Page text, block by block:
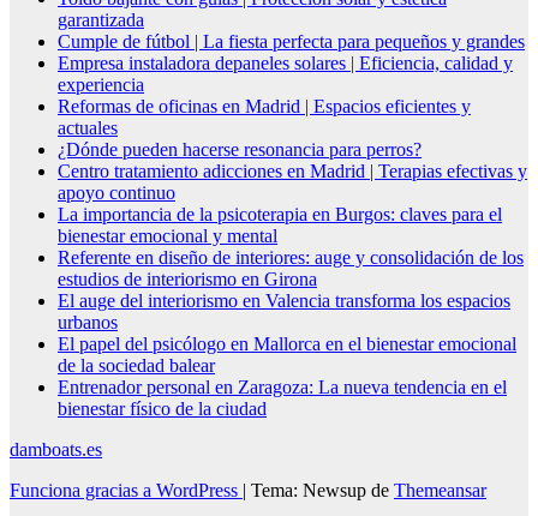
garantizada
Cumple de fútbol | La fiesta perfecta para pequeños y grandes
Empresa instaladora depaneles solares | Eficiencia, calidad y
experiencia
Reformas de oficinas en Madrid | Espacios eficientes y
actuales
¿Dónde pueden hacerse resonancia para perros?
Centro tratamiento adicciones en Madrid | Terapias efectivas y
apoyo continuo
La importancia de la psicoterapia en Burgos: claves para el
bienestar emocional y mental
Referente en diseño de interiores: auge y consolidación de los
estudios de interiorismo en Girona
El auge del interiorismo en Valencia transforma los espacios
urbanos
El papel del psicólogo en Mallorca en el bienestar emocional
de la sociedad balear
Entrenador personal en Zaragoza: La nueva tendencia en el
bienestar físico de la ciudad
damboats.es
Funciona gracias a WordPress | Tema: Newsup de Themeansar